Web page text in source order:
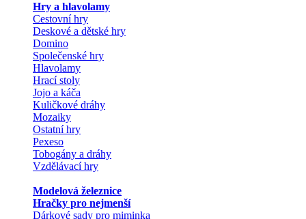
Hry a hlavolamy
Cestovní hry
Deskové a dětské hry
Domino
Společenské hry
Hlavolamy
Hrací stoly
Jojo a káča
Kuličkové dráhy
Mozaiky
Ostatní hry
Pexeso
Tobogány a dráhy
Vzdělávací hry
Modelová železnice
Hračky pro nejmenší
Dárkové sady pro miminka